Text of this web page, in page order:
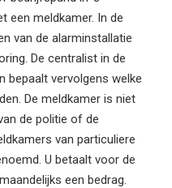
een meldkamer. In de
van de alarminstallatie
De centralist in de
bepaalt vervolgens welke
De meldkamer is niet
de politie of de
van particuliere
U betaalt voor de
een bedrag.